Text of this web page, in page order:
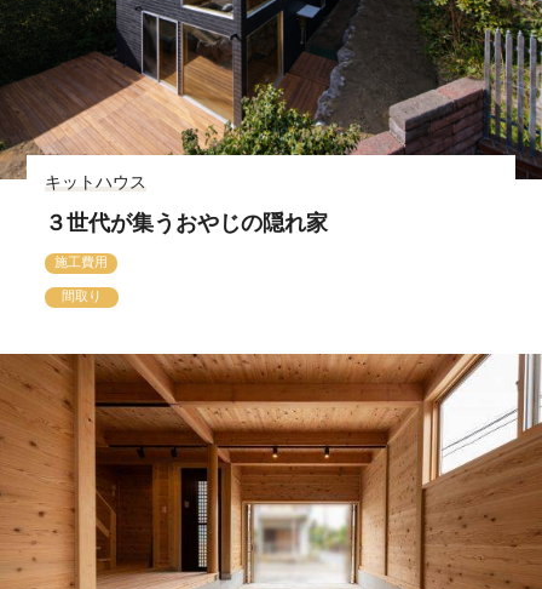
キットハウス
３世代が集うおやじの隠れ家
施工費用
間取り